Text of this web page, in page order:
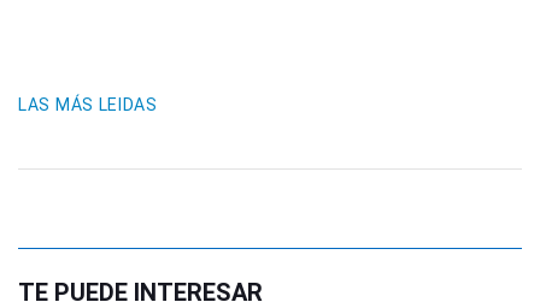
LAS MÁS LEIDAS
TE PUEDE INTERESAR